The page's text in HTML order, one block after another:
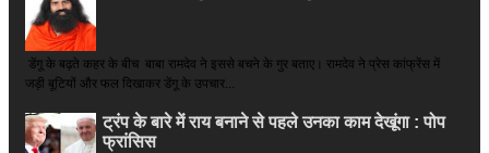
डेंगू के बढ़ते कहर के बीच बाबा रामदेव ने इससे बचने के गुर बताए। रामदेव ने प्रेस कांफ्रेंस में
जड़ी बूटियों और फल दिखाकर डेंगू के उपचार...
ट्रंप के बारे में राय बनाने से पहले उनका काम देखूंगा : पोप
फ्रांसिस